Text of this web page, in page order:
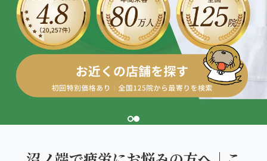
骨盤の傾き・歪み
坐骨神経痛
ぎっくり腰
寝違え
姿勢矯正
関東
池袋エリア（3院）
新宿エリア（3院）
高田馬場エリア（2院）
研究・論文
医師・専門家からの推薦
メディア・実績
お知らせ
OUR CONCEPT
とらわれないカラダを。